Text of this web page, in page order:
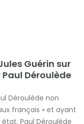
Guérin sur
Déroulède
Déroulède non
français » et ayant
Paul Déroulède